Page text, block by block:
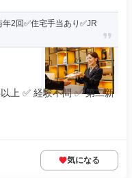
2回✅住宅手当あり✅JR
上 ✅️ 経験不問 ✅️ 第二新
気になる